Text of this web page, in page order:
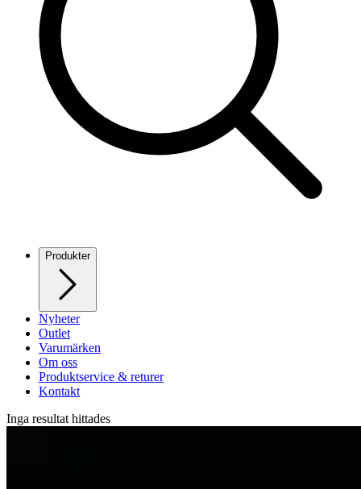
Produkter
Nyheter
Outlet
Varumärken
Om oss
Produktservice & returer
Kontakt
Inga resultat hittades